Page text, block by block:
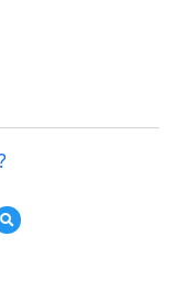
預
覽